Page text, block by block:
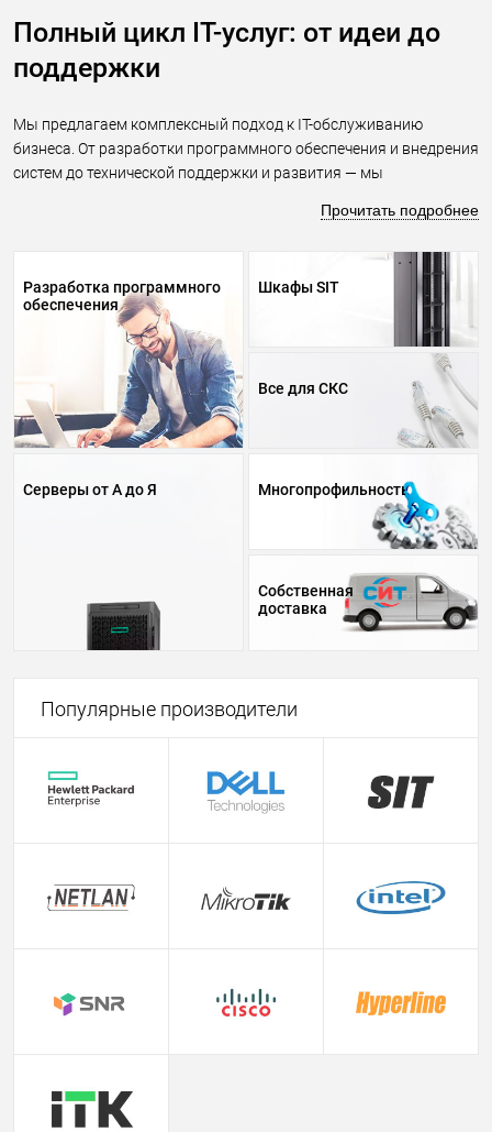
Полный цикл IT-услуг: от идеи до
поддержки
Мы предлагаем комплексный подход к IT-обслуживанию
бизнеса. От разработки программного обеспечения и внедрения
систем до технической поддержки и развития — мы
вы получаете не просто исполнителя, а стратегического
Наши услуги включают:
Разработка и внедрение ПО
IT-аутсорсинг и инфраструктурные решения
Поставка оборудования
Консалтинг и аудит IT-систем
Техническая поддержка
Прочитать подробнее
Разработка программного
обеспечения
Шкафы SIT
Все для СКС
Серверы от А до Я Многопрофильность
Собственная
доставка
Популярные производители